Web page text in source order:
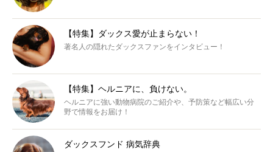
【特集】ダックス愛が止まらない！
著名人の隠れたダックスファンをインタビュー！
【特集】ヘルニアに、負けない。
ヘルニアに強い動物病院のご紹介や、予防策など幅広い分
野で情報をお届け！
ダックスフンド 病気辞典